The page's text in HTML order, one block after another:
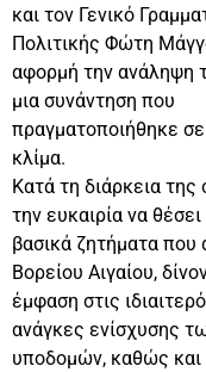
και τον Γενικό
Πολιτικής Φώτη
αφορμή την ανάληψη
μια συνάντηση που
πραγματοποιήθηκε σε
κλίμα.
Κατά τη διάρκεια
την ευκαιρία να θέσει
βασικά ζητήματα
Βορείου Αιγαίου,
έμφαση στις
ανάγκες ενίσχυσης
υποδομών, καθώς και